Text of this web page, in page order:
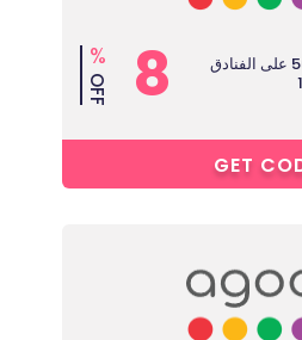
8
%
OFF
كود خصم اجودا حتى $50 على الفنادق
GET